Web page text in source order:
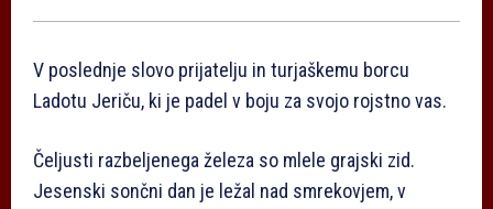
V poslednje slovo prijatelju in turjaškemu borcu
Ladotu Jeriču, ki je padel v boju za svojo rojstno vas.
Čeljusti razbeljenega železa so mlele grajski zid.
Jesenski sončni dan je ležal nad smrekovjem, v